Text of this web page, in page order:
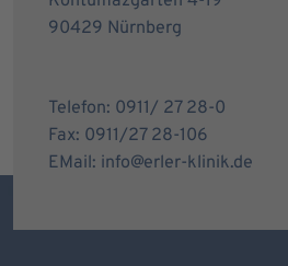
90429 Nürnberg
Telefon: 0911/ 27 28-0
Fax: 0911/27 28-106
EMail: info@erler-klinik.de